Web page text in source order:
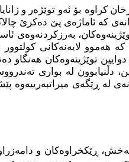
کراوە بۆ ئەو توێژەر و
کە ئاماژەی پێ دەکرێ
بەرزکردنەوەی
هەموو لایەنەکانی
توێژینەوەکان
دڵنیابوون لە بواری
لە ڕێگەی میراتبەرییەوە